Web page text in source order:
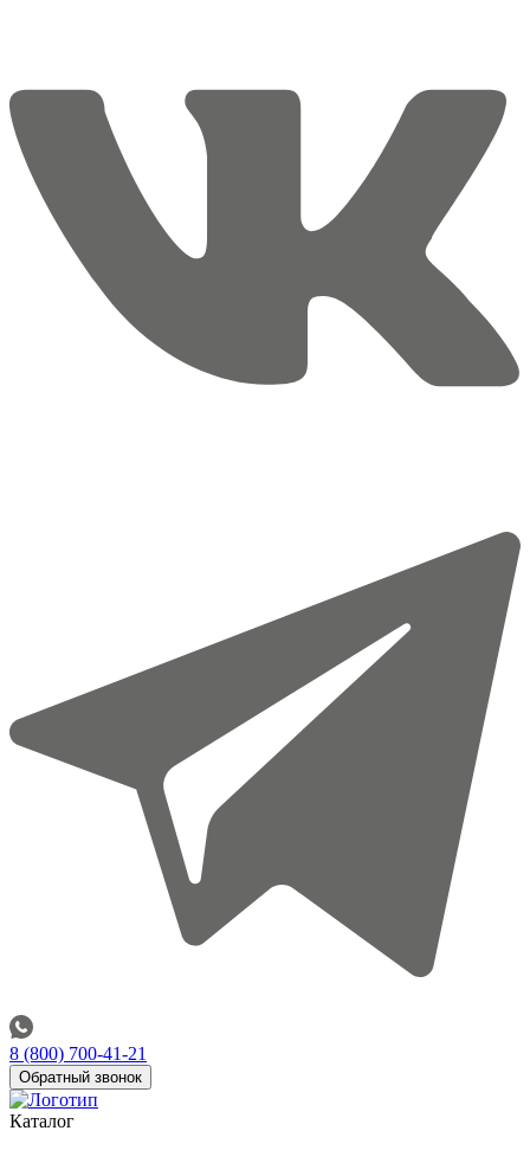
8 (800) 700-41-21
Обратный звонок
Каталог